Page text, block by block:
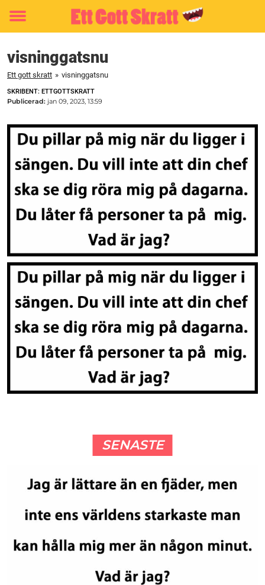
Toggle
visninggatsnu
Ett gott skratt » visninggatsnu
SKRIBENT: ETTGOTTSKRATT
Publicerad: jan 09, 2023, 13:59
SENASTE